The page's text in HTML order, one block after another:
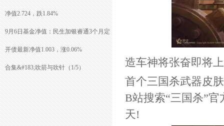
净值2.724，跌1.84%
9月6日基金净值：民生加银睿通3个月定
开债最新净值1.003，涨0.06%
合集&#183;吹箭与吹针（1/5）
造车神将张奋即将
首个三国杀武器皮
B站搜索“三国杀”
天!